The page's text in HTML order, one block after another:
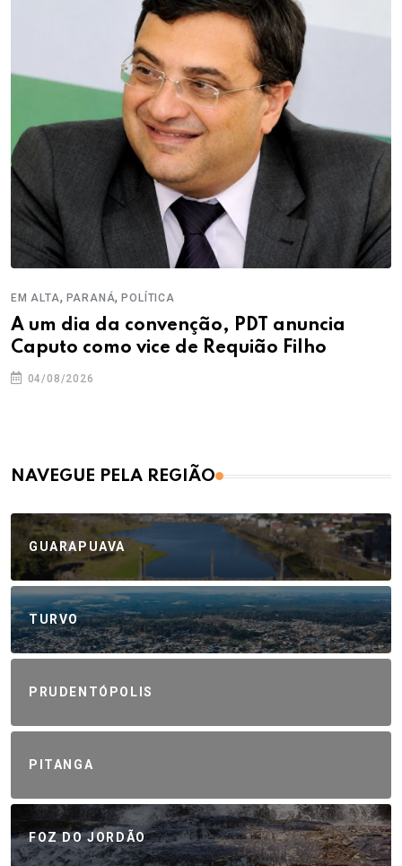
EM ALTA, PARANÁ,POLÍTICA
A um dia da convenção, PDT anuncia
Caputo como vice de Requião Filho
04/08/2026
NAVEGUE PELA REGIÃO
GUARAPUAVA
TURVO
PRUDENTÓPOLIS
PITANGA
FOZ DO JORDÃO